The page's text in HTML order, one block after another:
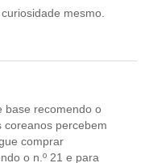
mesmo.
base recomendo o
coreanos percebem
comprar
o n.º 21 e para